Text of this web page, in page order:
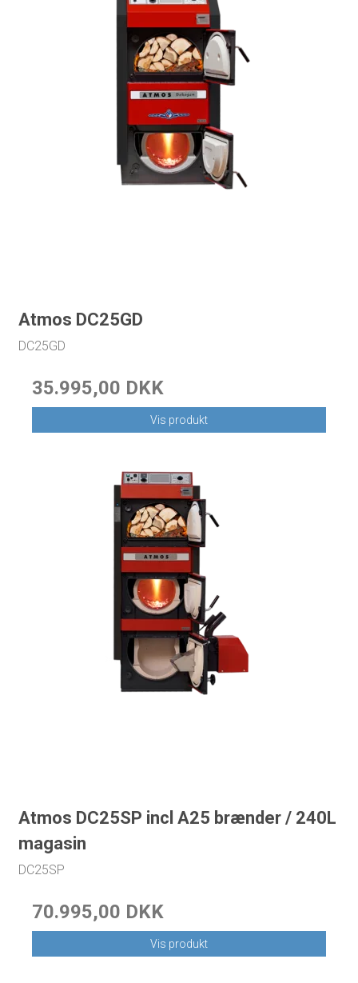
Atmos DC25GD
DC25GD
35.995,00 DKK
Vis produkt
Atmos DC25SP incl A25 brænder / 240L
magasin
DC25SP
70.995,00 DKK
Vis produkt